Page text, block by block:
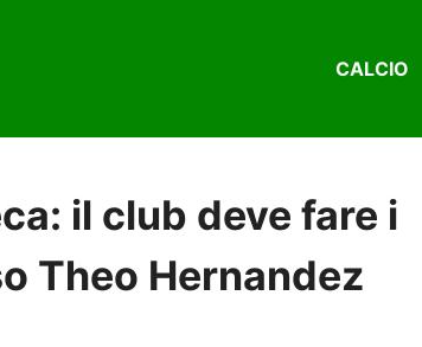
CALCIO
il club deve fare i
Theo Hernandez